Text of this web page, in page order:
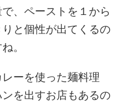
、ペーストを１から
と個性が出てくるの
。
ーを使った麺料理
を出すお店もあるの